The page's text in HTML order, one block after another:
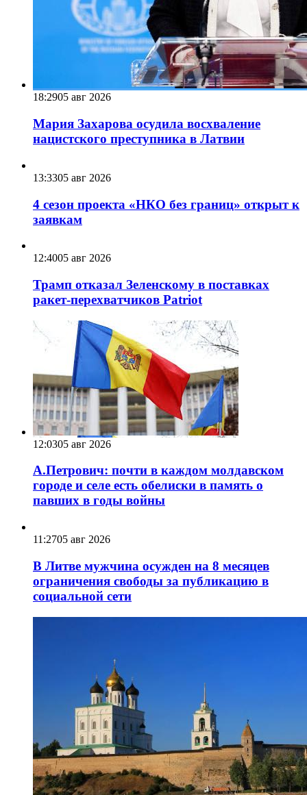
18:2905 авг 2026
Мария Захарова осудила восхваление
нацистского преступника в Латвии
13:3305 авг 2026
4 сезон проекта «НКО без границ» открыт к
заявкам
12:4005 авг 2026
Трамп отказал Зеленскому в поставках
ракет-перехватчиков Patriot
12:0305 авг 2026
А.Петрович: почти в каждом молдавском
городе и селе есть обелиски в память о
павших в годы войны
11:2705 авг 2026
В Литве мужчина осужден на 8 месяцев
ограничения свободы за публикацию в
социальной сети